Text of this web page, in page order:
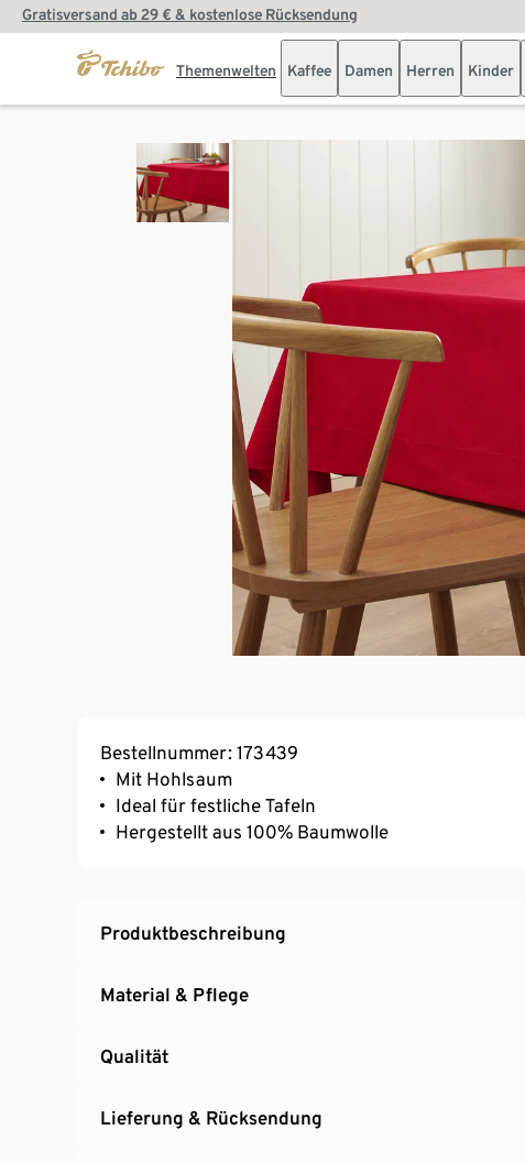
Gratisversand ab 29 € & kostenlose Rücksendung
Themenwelten Kaffee Damen Herren Kinder
Bestellnummer: 173439
Mit Hohlsaum
Ideal für festliche Tafeln
Hergestellt aus 100% Baumwolle
Produktbeschreibung
Material & Pflege
Qualität
Lieferung & Rücksendung